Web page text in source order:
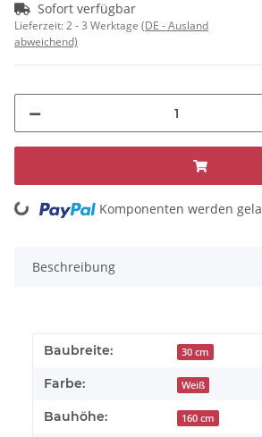
Sofort verfügbar
Lieferzeit:2 - 3 Werktage (DE - Ausland
abweichend)
Loading... Komponenten werden
Beschreibung
Baubreite: 30 cm
Farbe: Weiß
Bauhöhe: 160 cm